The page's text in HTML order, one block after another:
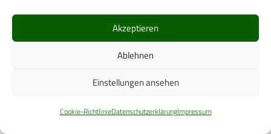
Akzeptieren
Ablehnen
Einstellungen ansehen
Cookie-RichtlinieDatenschutzerklärungImpressum
bredent medical GmbH & Co. KG